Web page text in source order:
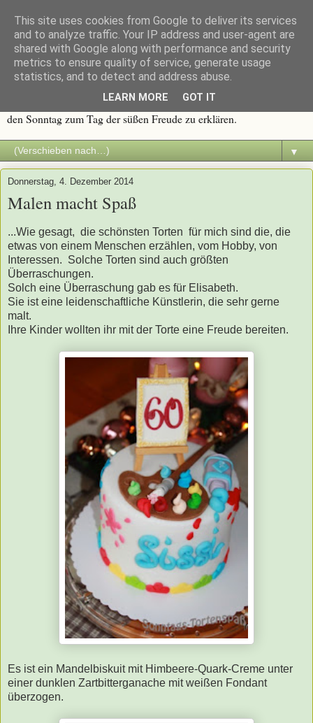
Immer wieder Sonntags
Traditionen werden groß geschrieben, und eine davon ist die
was süß ist, macht Spaß. Deshalb dachte ich mir, es wäre an der Zeit
den Sonntag zum Tag der süßen Freude zu erklären.
▼
Donnerstag, 4. Dezember 2014
Malen macht Spaß
...Wie gesagt, die schönsten Torten für mich sind die, die
etwas von einem Menschen erzählen, vom Hobby, von
Interessen. Solche Torten sind auch größten
Überraschungen.
Solch eine Überraschung gab es für Elisabeth.
Sie ist eine leidenschaftliche Künstlerin, die sehr gerne
malt.
Ihre Kinder wollten ihr mit der Torte eine Freude bereiten.
Es ist ein Mandelbiskuit mit Himbeere-Quark-Creme unter
einer dunklen Zartbitterganache mit weißen Fondant
überzogen.
This site uses cookies from Google to deliver its services
and to analyze traffic. Your IP address and user-agent are
shared with Google along with performance and security
metrics to ensure quality of service, generate usage
statistics, and to detect and address abuse.
LEARN MORE GOT IT